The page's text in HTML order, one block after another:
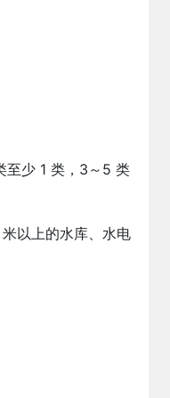
至少 1 类，3～5 类
以上的水库、水电